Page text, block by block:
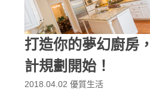
打造你的夢幻廚房
計規劃開始！
2018.04.02 優質生活